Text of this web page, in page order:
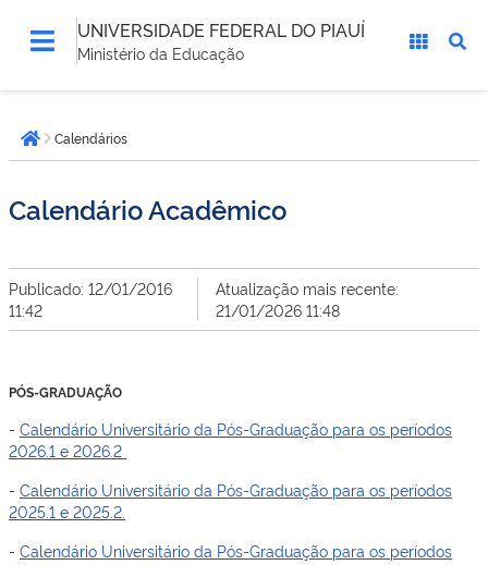
UNIVERSIDADE FEDERAL DO PIAUÍ
Ministério da Educação
está
aqui:Página inicial
Calendários
Calendário Acadêmico
Publicado: 12/01/2016
11:42
Atualização mais recente:
21/01/2026 11:48
PÓS-GRADUAÇÃO
- Calendário Universitário da Pós-Graduação para os períodos
2026.1 e 2026.2
- Calendário Universitário da Pós-Graduação para os períodos
2025.1 e 2025.2.
- Calendário Universitário da Pós-Graduação para os períodos